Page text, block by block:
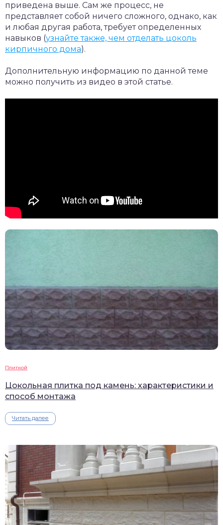
приведена выше. Сам же процесс, не
представляет собой ничего сложного, однако, как
и любая другая работа, требует определенных
навыков (узнайте также, чем отделать цоколь
кирпичного дома).
Дополнительную информацию по данной теме
можно получить из видео в этой статье.
Плиткой
Цокольная плитка под камень: характеристики и
способ монтажа
Читать далее